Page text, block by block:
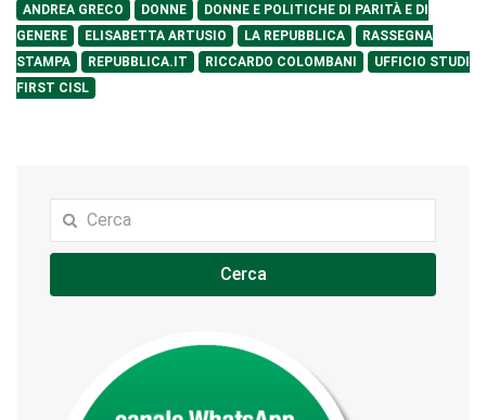
ANDREA GRECO DONNE
DONNE E POLITICHE DI PARITÀ E DI
GENERE
ELISABETTA ARTUSIO LA REPUBBLICA
RASSEGNA
STAMPA
REPUBBLICA.IT RICCARDO COLOMBANI
UFFICIO STUDI
FIRST CISL
Cerca